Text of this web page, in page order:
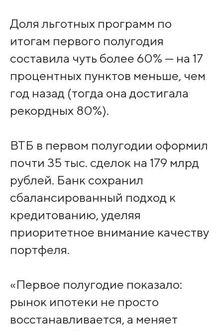
Доля льготных программ по
итогам первого полугодия
составила чуть более 60% — на 17
процентных пунктов меньше, чем
год назад (тогда она достигала
рекордных 80%).
ВТБ в первом полугодии оформил
почти 35 тыс. сделок на 179 млрд
рублей. Банк сохранил
сбалансированный подход к
кредитованию, уделяя
приоритетное внимание качеству
портфеля.
«Первое полугодие показало:
рынок ипотеки не просто
восстанавливается, а меняет